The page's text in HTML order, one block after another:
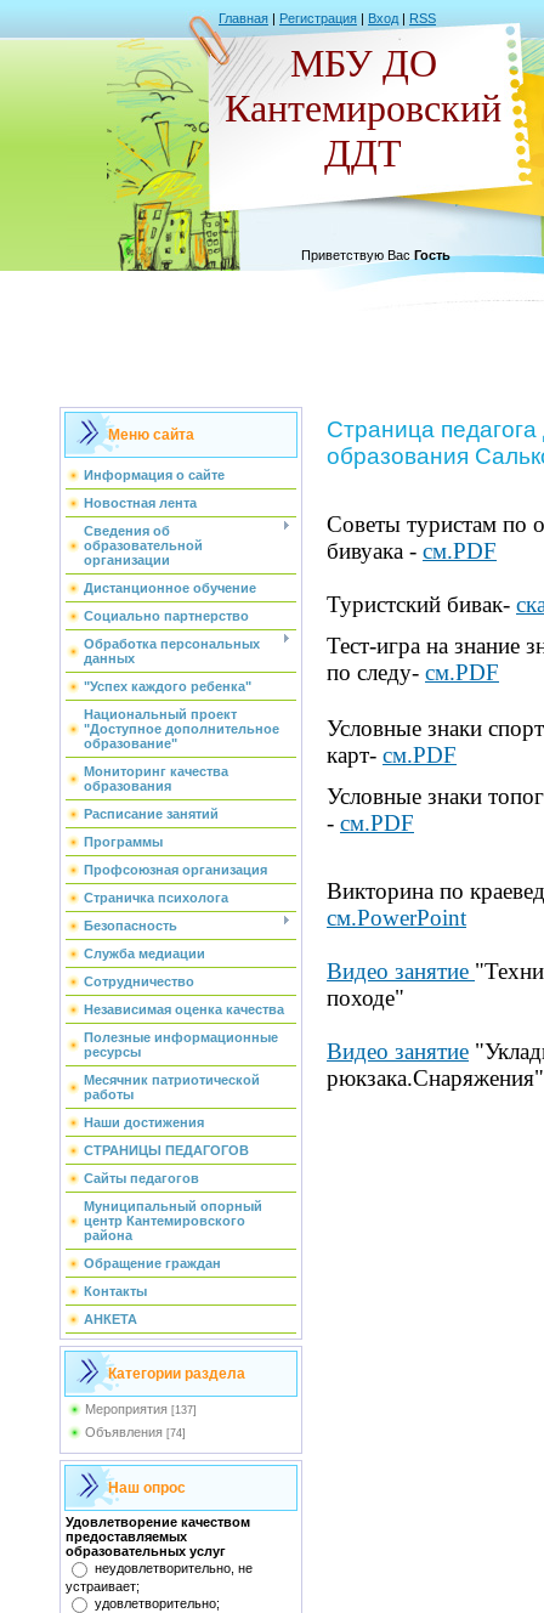
Главная | Регистрация | Вход | RSS
МБУ ДО
Кантемировский
ДДТ
Приветствую Вас Гость
Меню сайта
Информация о сайте
Новостная лента
Сведения об
образовательной
организации
Дистанционное обучение
Социально партнерство
Обработка персональных
данных
"Успех каждого ребенка"
Национальный проект
"Доступное дополнительное
образование"
Мониторинг качества
образования
Расписание занятий
Программы
Профсоюзная организация
Страничка психолога
Безопасность
Служба медиации
Сотрудничество
Независимая оценка качества
Полезные информационные
ресурсы
Месячник патриотической
работы
Наши достижения
СТРАНИЦЫ ПЕДАГОГОВ
Сайты педагогов
Муниципальный опорный
центр Кантемировского
района
Обращение граждан
Контакты
АНКЕТА
Категории раздела
Мероприятия [137]
Объявления [74]
Наш опрос
Удовлетворение качеством
предоставляемых
образовательных услуг
неудовлетворительно, не
устраивает;
удовлетворительно;
Страница
образования
Советы туристам по
бивуака - см.PDF
Туристский бивак-
Тест-игра на знание
по следу- см.PDF
Условные знаки
карт- см.PDF
Условные знаки
- см.PDF
Викторина по
см.PowerPoint
Видео занятие
походе"
Видео занятие
рюкзака.Снаряжения"